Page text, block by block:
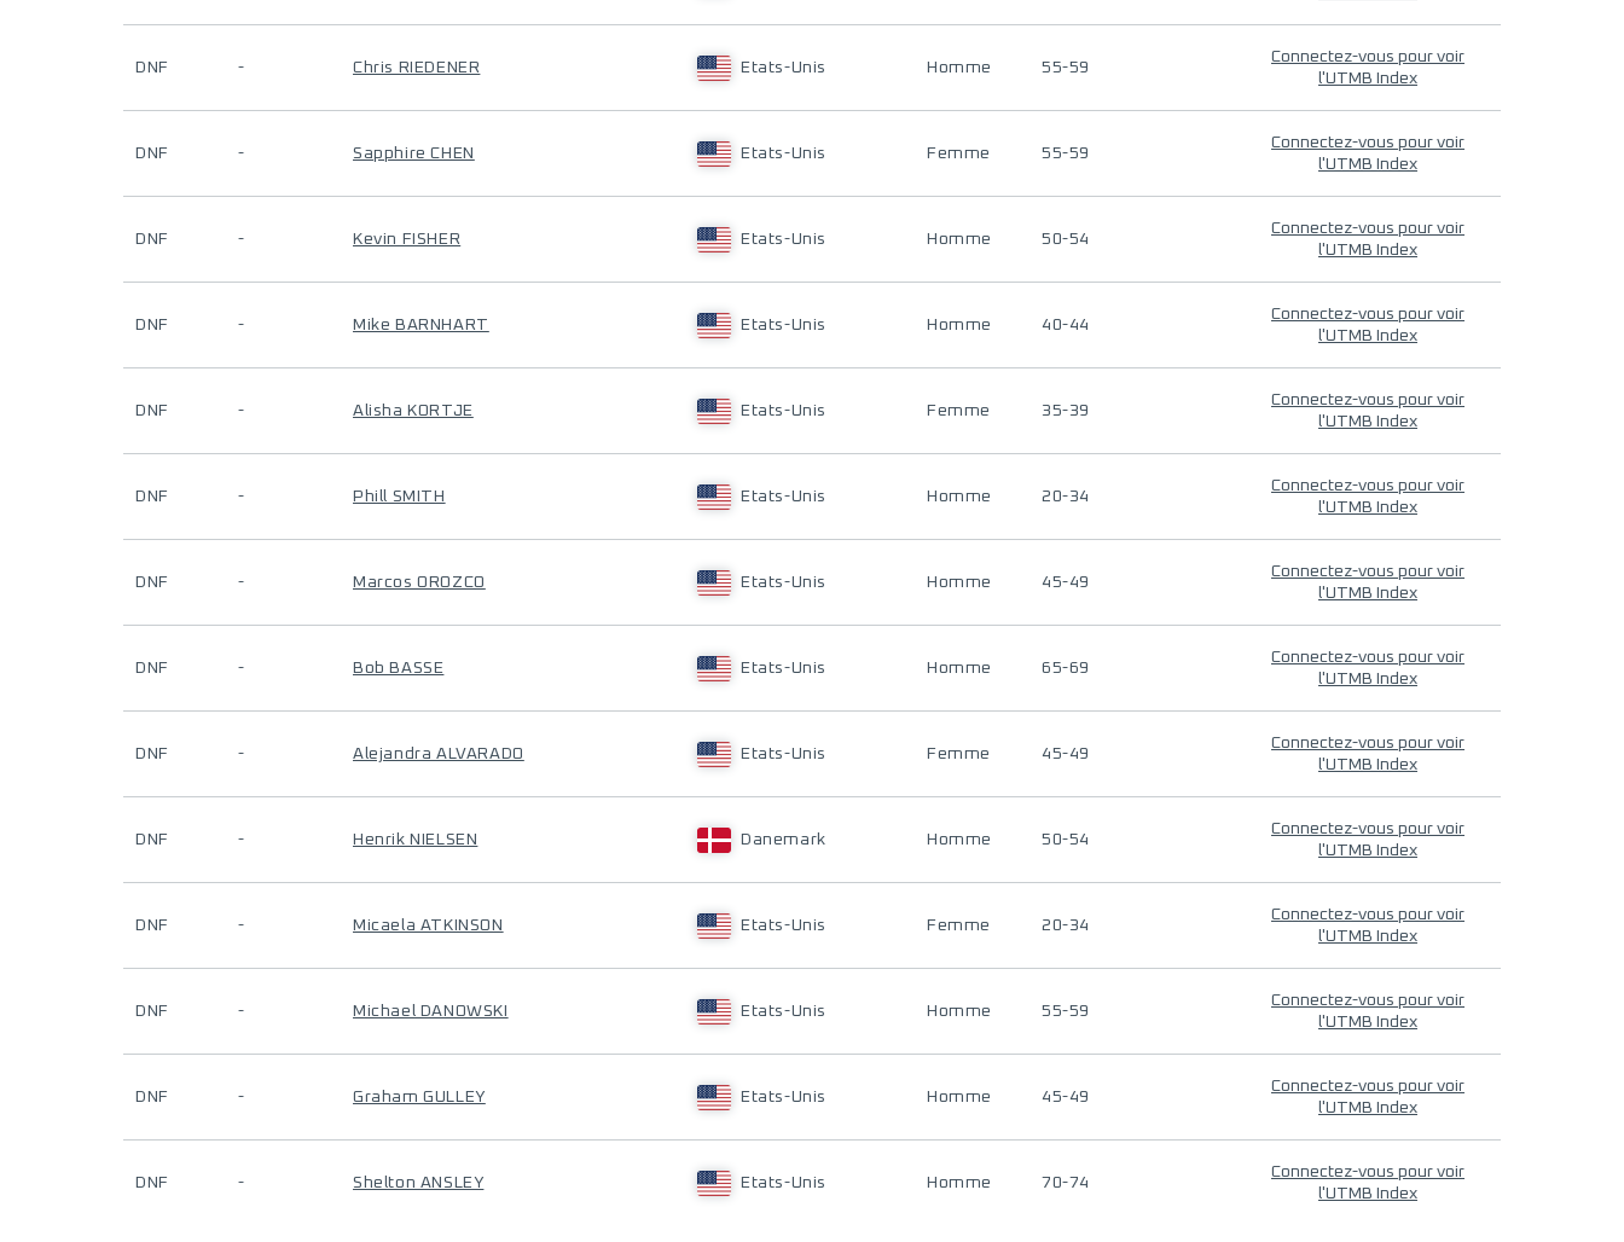
DNF - Chris RIEDENER Etats-Unis Homme 55-59
Connectez-vous pour voir
l'UTMB Index
DNF - Sapphire CHEN Etats-Unis Femme 55-59
Connectez-vous pour voir
l'UTMB Index
DNF - Kevin FISHER Etats-Unis Homme 50-54
Connectez-vous pour voir
l'UTMB Index
DNF - Mike BARNHART Etats-Unis Homme 40-44
Connectez-vous pour voir
l'UTMB Index
DNF - Alisha KORTJE Etats-Unis Femme 35-39
Connectez-vous pour voir
l'UTMB Index
DNF - Phill SMITH Etats-Unis Homme 20-34
Connectez-vous pour voir
l'UTMB Index
DNF - Marcos OROZCO Etats-Unis Homme 45-49
Connectez-vous pour voir
l'UTMB Index
DNF - Bob BASSE Etats-Unis Homme 65-69
Connectez-vous pour voir
l'UTMB Index
DNF - Alejandra ALVARADO Etats-Unis Femme 45-49
Connectez-vous pour voir
l'UTMB Index
DNF - Henrik NIELSEN Danemark Homme 50-54
Connectez-vous pour voir
l'UTMB Index
DNF - Micaela ATKINSON Etats-Unis Femme 20-34
Connectez-vous pour voir
l'UTMB Index
DNF - Michael DANOWSKI Etats-Unis Homme 55-59
Connectez-vous pour voir
l'UTMB Index
DNF - Graham GULLEY Etats-Unis Homme 45-49
Connectez-vous pour voir
l'UTMB Index
DNF - Shelton ANSLEY Etats-Unis Homme 70-74
Connectez-vous pour voir
l'UTMB Index